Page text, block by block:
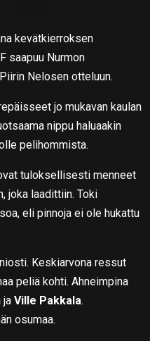
kevätkierroksen
saapuu Nurmon
Nelosen otteluun.
jo mukavan kaulan
nippu haluaakin
pelihommista.
tuloksellisesti menneet
joka laadittiin. Toki
eli pinnoja ei ole hukattu
Keskiarvona ressut
peliä kohti. Ahneimpina
jaVille Pakkala.
osumaa.